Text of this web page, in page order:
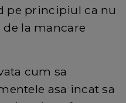
pe principiul ca nu
de la mancare
cum sa
asa incat sa